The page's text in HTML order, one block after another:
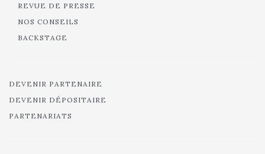
REVUE DE PRESSE
NOS CONSEILS
BACKSTAGE
DEVENIR PARTENAIRE
DEVENIR DÉPOSITAIRE
PARTENARIATS